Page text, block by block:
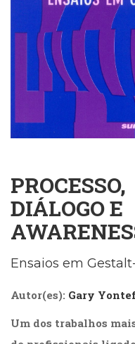
Cinema
(23)
Comportamento
(418)
Comunicação
(232)
e
Movimento
Interior
(222)
Criatividade
(14)
Alimentação
Economia,
(31)
Educação
PROCESSO,
DIÁLOGO E
Ensaios em
Autor(es): Gary
Um dos trabalhos